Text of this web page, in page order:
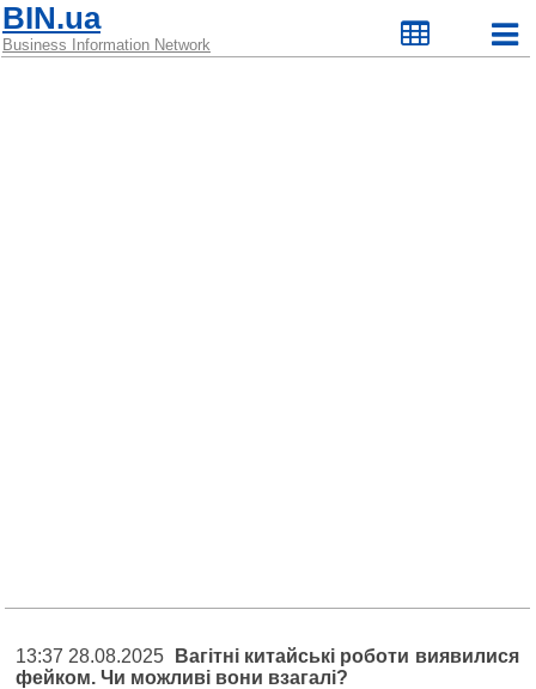
BIN.ua
Business Information Network
13:37 28.08.2025
Вагітні китайські роботи виявилися
фейком. Чи можливі вони взагалі?